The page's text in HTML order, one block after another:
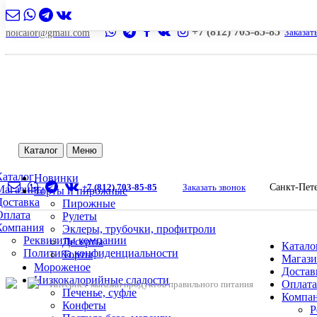
nolcalor@gmail.com +7 (812) 703-85-85
Каталог Меню
Реквизиты компании
Политика конфиденциальности
Новинки
Торты и пирожные
Пирожные
Рулеты
Эклеры, трубочки, профитроли
Десерты
Торты
Мороженое
Низкокалорийные сладости
Печенье, суфле
Конфеты
+7 (812) 703-85-85 Заказать звонок Санкт-
Интернет-магазин продуктов правильного питания
Оплата